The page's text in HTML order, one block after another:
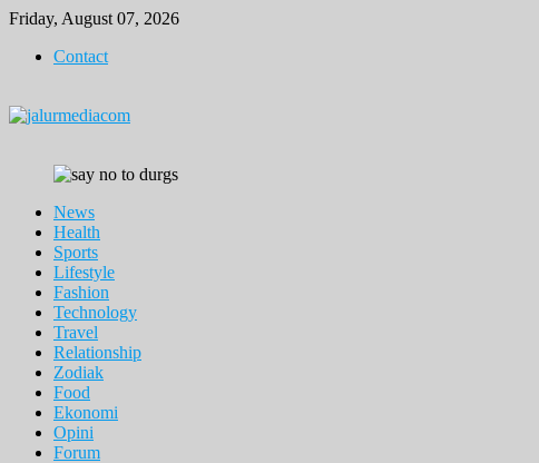
Skip
content
Friday, August 07, 2026
Contact
News
Health
Sports
Lifestyle
Fashion
Technology
Travel
Relationship
Zodiak
Food
Ekonomi
Opini
Forum